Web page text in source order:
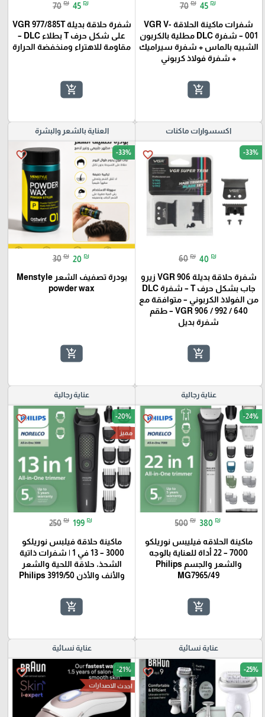
70 ₪ 45 ₪
شفرات ماكينة الحلاقة VGR V-
001 – شفرة DLC مطلية بالكربون
الشبيه بالماس + شفرة سيراميك
+ شفرة فولاذ كربوني
add_shopping_cart
70 ₪ 45 ₪
شفرة حلاقة بديلة VGR 977/885T
على شكل حرف T بطلاء DLC –
مقاومة للاهتراء ومنخفضة الحرارة
add_shopping_cart
اكسسوارات ماكنات
favorite_border -33%
60 ₪ 40 ₪
شفرة حلاقة بديلة VGR 906 زيرو
جاب بشكل حرف T – شفرة DLC
من الفولاذ الكربوني – متوافقة مع
VGR 906 / 992 / 640 – طقم
شفرة بديل
add_shopping_cart
العناية بالشعر والبشرة
favorite_border -33%
30 ₪ 20 ₪
بودرة تصفيف الشعر Menstyle
powder wax
add_shopping_cart
عناية رجالية
favorite_border -24%
500 ₪ 380 ₪
ماكينة الحلاقه فيليبس نوريلكو
7000 – 22 أداة للعناية بالوجه
والشعر والجسم Philips
MG7965/49
add_shopping_cart
عناية رجالية
favorite_border -20%
مميز
250 ₪ 199 ₪
ماكينة حلاقة فيلبس نوريلكو
3000 – 13 في 1 | شفرات ذاتية
الشحذ، حلاقة اللحية والشعر
والأنف والأذن Philips 3919/50
add_shopping_cart
عناية نسائية
favorite_border -25%
عناية نسائية
favorite_border -21%
احدث الاصدارات